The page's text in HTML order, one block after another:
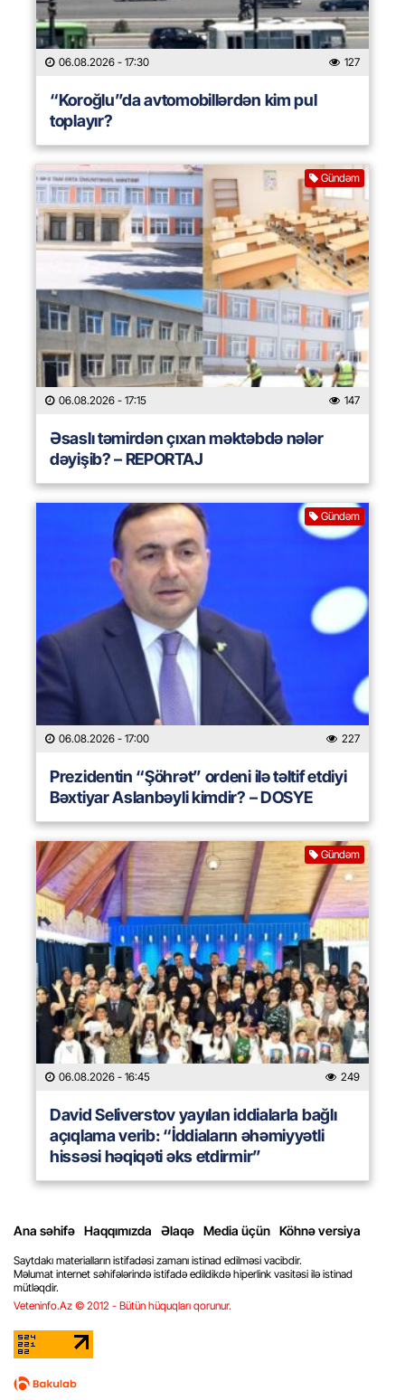
06.08.2026 - 17:30 127
“Koroğlu”da avtomobillərdən kim pul
toplayır?
Gündəm
06.08.2026 - 17:15 147
Əsaslı təmirdən çıxan məktəbdə nələr
dəyişib? – REPORTAJ
Gündəm
06.08.2026 - 17:00 227
Prezidentin “Şöhrət” ordeni ilə təltif etdiyi
Bəxtiyar Aslanbəyli kimdir? – DOSYE
Gündəm
06.08.2026 - 16:45 249
David Seliverstov yayılan iddialarla bağlı
açıqlama verib: “İddiaların əhəmiyyətli
hissəsi həqiqəti əks etdirmir”
Ana səhifə Haqqımızda Əlaqə Media üçün Köhnə versiya
Saytdakı materialların istifadəsi zamanı istinad edilməsi vacibdir.
Məlumat internet səhifələrində istifadə edildikdə hiperlink vasitəsi ilə istinad
mütləqdir.
Veteninfo.Az © 2012 - Bütün hüquqları qorunur.